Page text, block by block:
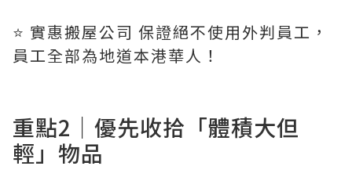
⭐️ 實惠搬屋公司 保證絕不使用外判員工，
員工全部為地道本港華人！
重點2｜優先收拾「體積大但
輕」物品